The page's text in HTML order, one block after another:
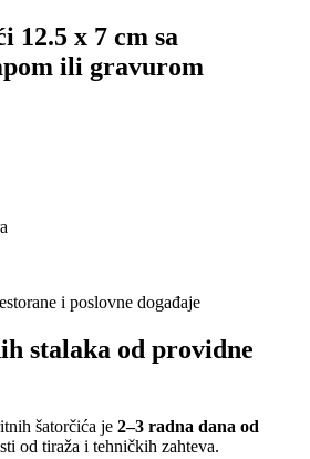
x 7 cm sa
ili gravurom
i poslovne događaje
stalaka od providne
šatorčića je 2–3 radna dana od
od tiraža i tehničkih zahteva.